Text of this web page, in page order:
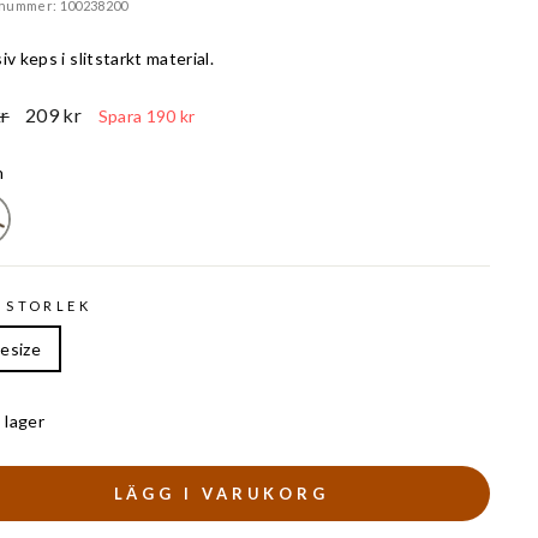
100238200
keps i slitstarkt material.
Reapris
209 kr Spara 190 kr
lager
LÄGG I VARUKORG